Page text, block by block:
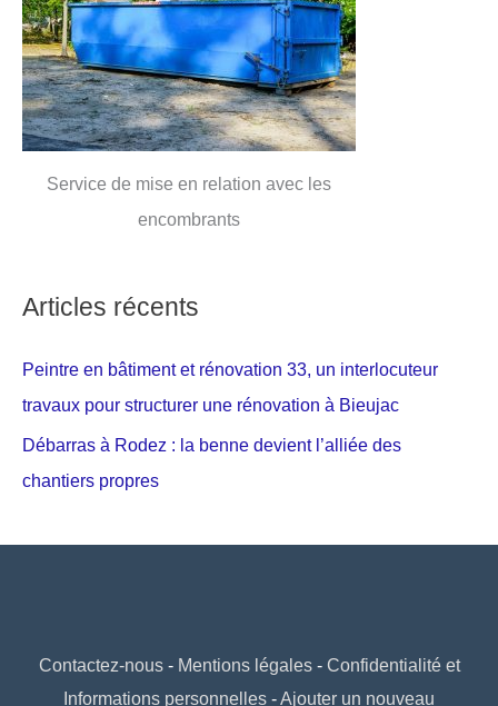
Service de mise en relation avec les
encombrants
Articles récents
Peintre en bâtiment et rénovation 33, un interlocuteur
travaux pour structurer une rénovation à Bieujac
Débarras à Rodez : la benne devient l’alliée des
chantiers propres
Contactez-nous- Mentions légales- Confidentialité et
Informations personnelles -Ajouter un nouveau